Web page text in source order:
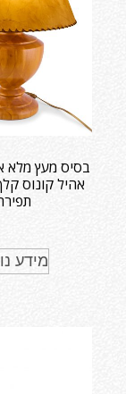
בסיס מעץ מלא
אהיל קונוס
מידע